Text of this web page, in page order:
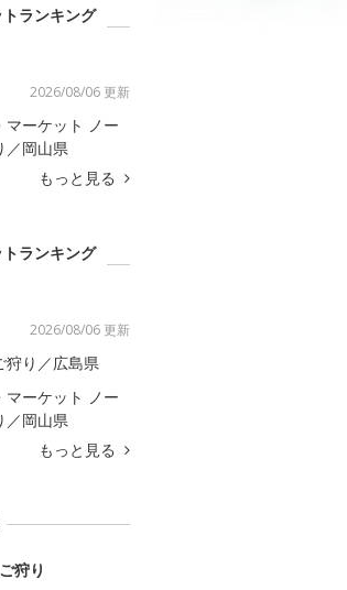
ランキング
2026/08/06 更新
マーケット ノー
／岡山県
もっと見る
ランキング
2026/08/06 更新
狩り／広島県
マーケット ノー
／岡山県
もっと見る
狩り